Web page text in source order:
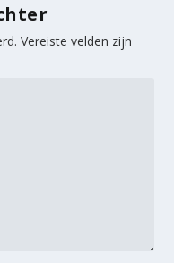
Vereiste velden zijn